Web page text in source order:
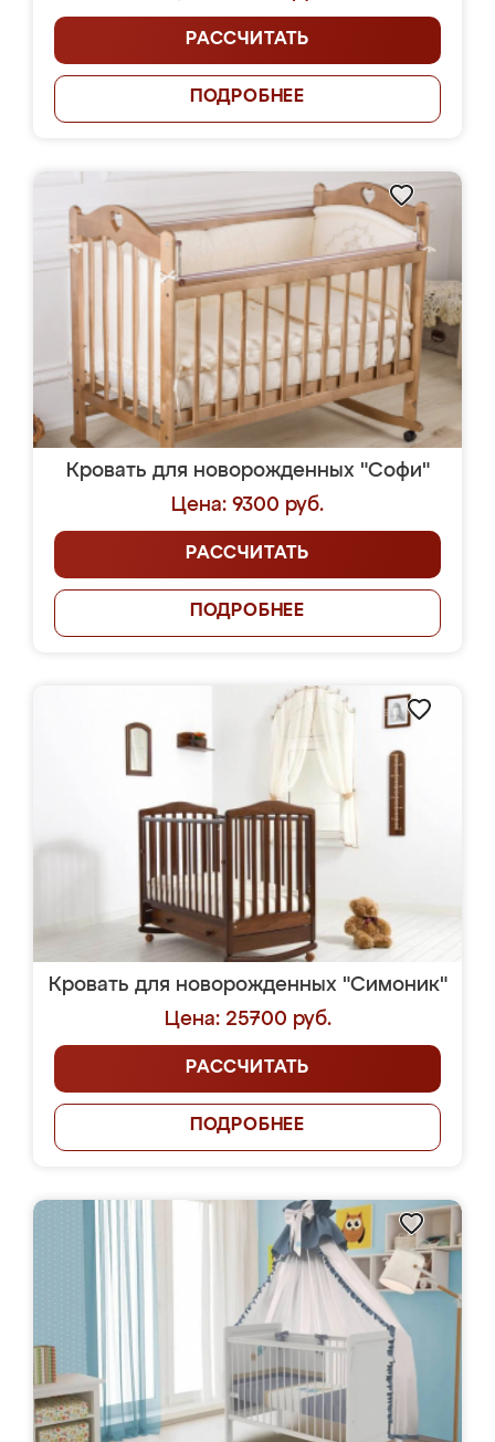
РАССЧИТАТЬ
ПОДРОБНЕЕ
Кровать для новорожденных "Софи"
Цена: 9300 руб.
РАССЧИТАТЬ
ПОДРОБНЕЕ
Кровать для новорожденных "Симоник"
Цена: 25700 руб.
РАССЧИТАТЬ
ПОДРОБНЕЕ